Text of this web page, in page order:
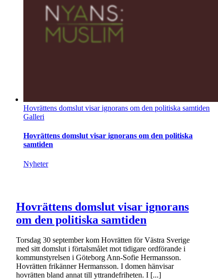
Hovrättens domslut visar ignorans om den politiska samtiden
Galleri
Hovrättens domslut visar ignorans om den politiska
samtiden
Nyheter
Hovrättens domslut visar ignorans
om den politiska samtiden
Torsdag 30 september kom Hovrätten för Västra Sverige
med sitt domslut i förtalsmålet mot tidigare ordförande i
kommunstyrelsen i Göteborg Ann-Sofie Hermansson.
Hovrätten frikänner Hermansson. I domen hänvisar
hovrätten bland annat till yttrandefriheten. I [...]